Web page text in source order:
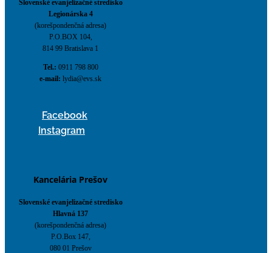
Slovenské evanjelizačné stredisko
Legionárska 4
(korešpondenčná adresa)
P.O.BOX 104,
814 99 Bratislava 1
Tel.: 0911 798 800
e-mail: lydia@evs.sk
Facebook
Instagram
Kancelária Prešov
Slovenské evanjelizačné stredisko
Hlavná 137
(korešpondenčná adresa)
P.O.Box 147,
080 01 Prešov